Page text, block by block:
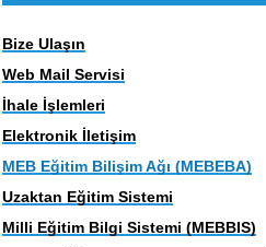
Bize Ulaşın
Web Mail Servisi
İhale İşlemleri
Elektronik İletişim
MEB Eğitim Bilişim Ağı (MEBEBA)
Uzaktan Eğitim Sistemi
Milli Eğitim Bilgi Sistemi (MEBBIS)